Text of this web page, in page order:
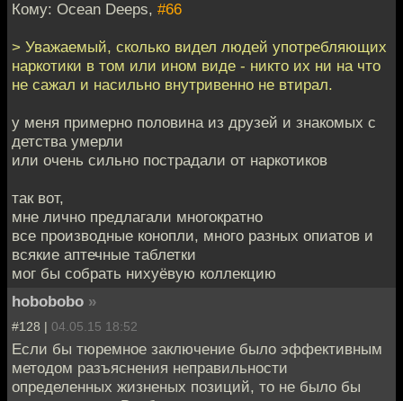
Кому: Ocean Deeps, #66
> Уважаемый, сколько видел людей употребляющих
наркотики в том или ином виде - никто их ни на что
не сажал и насильно внутривенно не втирал.
у меня примерно половина из друзей и знакомых с
детства умерли
или очень сильно пострадали от наркотиков
так вот,
мне лично предлагали многократно
все производные конопли, много разных опиатов и
всякие аптечные таблетки
мог бы собрать нихуёвую коллекцию
hobobobo »
#128 | 04.05.15 18:52
Если бы тюремное заключение было эффективным
методом разъяснения неправильности
определенных жизненых позиций, то не было бы